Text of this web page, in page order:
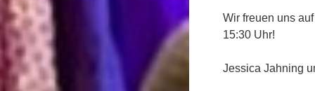
Wir freuen uns
15:30 Uhr!
Jessica Jahning